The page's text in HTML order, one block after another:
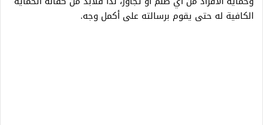
الكافية له حتى يقوم برسالته على أكمل وجه.